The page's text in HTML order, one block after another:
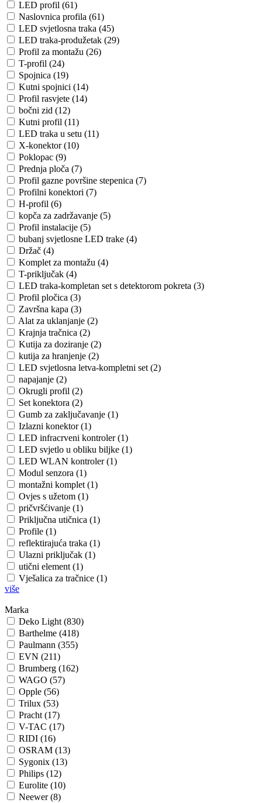
LED profil (61)
Naslovnica profila (61)
LED svjetlosna traka (45)
LED traka-produžetak (29)
Profil za montažu (26)
T-profil (24)
Spojnica (19)
Kutni spojnici (14)
Profil rasvjete (14)
bočni zid (12)
Kutni profil (11)
LED traka u setu (11)
X-konektor (10)
Poklopac (9)
Prednja ploča (7)
Profil gazne površine stepenica (7)
Profilni konektori (7)
H-profil (6)
kopča za zadržavanje (5)
Profil instalacije (5)
bubanj svjetlosne LED trake (4)
Držač (4)
Komplet za montažu (4)
T-priključak (4)
LED traka-kompletan set s detektorom pokreta (3)
Profil pločica (3)
Završna kapa (3)
Alat za uklanjanje (2)
Krajnja tračnica (2)
Kutija za doziranje (2)
kutija za hranjenje (2)
LED svjetlosna letva-kompletni set (2)
napajanje (2)
Okrugli profil (2)
Set konektora (2)
Gumb za zaključavanje (1)
Izlazni konektor (1)
LED infracrveni kontroler (1)
LED svjetlo u obliku biljke (1)
LED WLAN kontroler (1)
Modul senzora (1)
montažni komplet (1)
Ovjes s užetom (1)
pričvršćivanje (1)
Priključna utičnica (1)
Profile (1)
reflektirajuća traka (1)
Ulazni priključak (1)
utični element (1)
Vješalica za tračnice (1)
više
Marka
Deko Light (830)
Barthelme (418)
Paulmann (355)
EVN (211)
Brumberg (162)
WAGO (57)
Opple (56)
Trilux (53)
Pracht (17)
V-TAC (17)
RIDI (16)
OSRAM (13)
Sygonix (13)
Philips (12)
Eurolite (10)
Neewer (8)